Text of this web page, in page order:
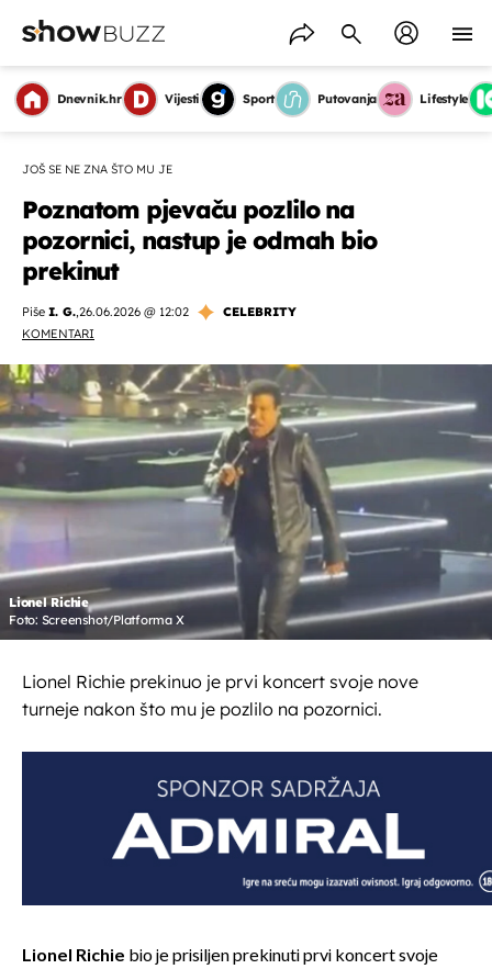
Dnevnik.hr Vijesti Sport Putovanja Lifestyle
JOŠ SE NE ZNA ŠTO MU JE
Poznatom pjevaču pozlilo na
pozornici, nastup je odmah bio
prekinut
Piše I. G.,26.06.2026 @ 12:02
CELEBRITY
KOMENTARI
Lionel Richie
Foto: Screenshot/Platforma X
Lionel Richie prekinuo je prvi koncert svoje nove
turneje nakon što mu je pozlilo na pozornici.
Lionel Richie bio je prisiljen prekinuti prvi koncert svoje
OMOGUĆI OBAVIJESTI